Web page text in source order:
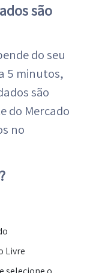
são
do seu
5 minutos,
são
do Mercado
no
Livre